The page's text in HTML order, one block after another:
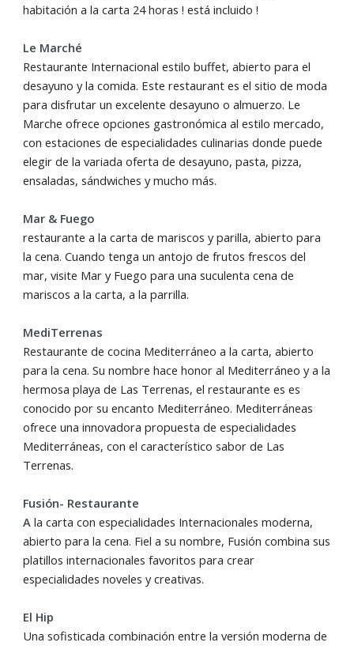
habitación a la carta 24 horas ! está incluido !
Le Marché
Restaurante Internacional estilo buffet, abierto para el
desayuno y la comida. Este restaurant es el sitio de moda
para disfrutar un excelente desayuno o almuerzo. Le
Marche ofrece opciones gastronómica al estilo mercado,
con estaciones de especialidades culinarias donde puede
elegir de la variada oferta de desayuno, pasta, pizza,
ensaladas, sándwiches y mucho más.
Mar & Fuego
restaurante a la carta de mariscos y parilla, abierto para
la cena. Cuando tenga un antojo de frutos frescos del
mar, visite Mar y Fuego para una suculenta cena de
mariscos a la carta, a la parrilla.
MediTerrenas
Restaurante de cocina Mediterráneo a la carta, abierto
para la cena. Su nombre hace honor al Mediterráneo y a la
hermosa playa de Las Terrenas, el restaurante es es
conocido por su encanto Mediterráneo. Mediterráneas
ofrece una innovadora propuesta de especialidades
Mediterráneas, con el característico sabor de Las
Terrenas.
Fusión- Restaurante
A la carta con especialidades Internacionales moderna,
abierto para la cena. Fiel a su nombre, Fusión combina sus
platillos internacionales favoritos para crear
especialidades noveles y creativas.
El Hip
Una sofisticada combinación entre la versión moderna de